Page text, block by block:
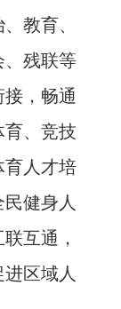
教育、
、残联等
，畅通
、竞技
育人才培
健身人
互通，
区域人